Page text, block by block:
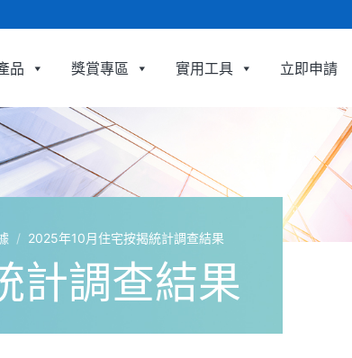
品 獎賞專區 實用工具 立即申請
代理有限公司 Ricacorp Mortgage Agency Limited
/ 2025年10月住宅按揭統計調查結果
計調查結果